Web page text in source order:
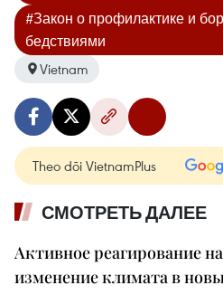
#Закон о профилактике и
бедствиями
Vietnam
Theo dõi VietnamPlus
СМОТРЕТЬ ДАЛЕЕ
Активное реагирование на
изменение климата в